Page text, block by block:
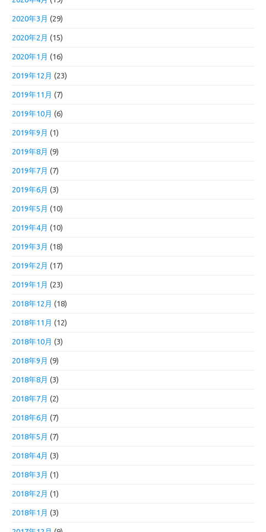
2020年3月 (29)
2020年2月 (15)
2020年1月 (16)
2019年12月 (23)
2019年11月 (7)
2019年10月 (6)
2019年9月 (1)
2019年8月 (9)
2019年7月 (7)
2019年6月 (3)
2019年5月 (10)
2019年4月 (10)
2019年3月 (18)
2019年2月 (17)
2019年1月 (23)
2018年12月 (18)
2018年11月 (12)
2018年10月 (3)
2018年9月 (9)
2018年8月 (3)
2018年7月 (2)
2018年6月 (7)
2018年5月 (7)
2018年4月 (3)
2018年3月 (1)
2018年2月 (1)
2018年1月 (3)